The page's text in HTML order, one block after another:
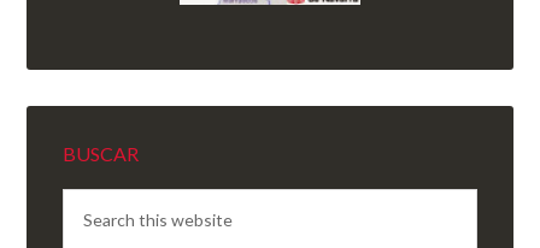
BUSCAR